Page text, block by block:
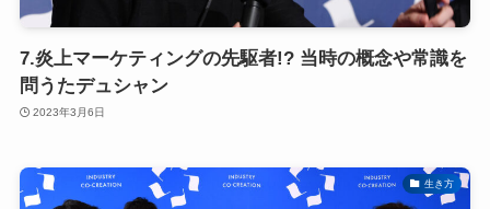
7.炎上マーケティングの先駆者!? 当時の概念や常識を
問うたデュシャン
2023年3月6日
生き方